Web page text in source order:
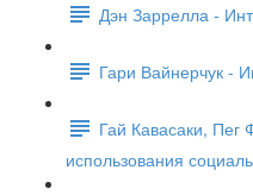
Дэн Заррелла -
Гари Вайнерчук -
Гай Кавасаки, Пег
использования